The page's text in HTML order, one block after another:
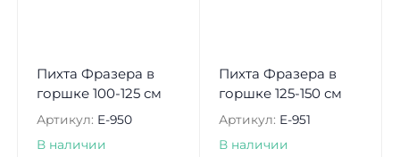
Пихта Фразера в
горшке 100-125 см
Артикул: E-950
В наличии
Пихта Фразера в
горшке 125-150 см
Артикул: E-951
В наличии